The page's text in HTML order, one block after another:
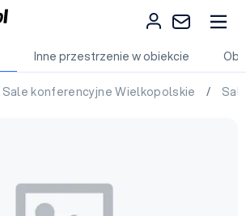
Inne przestrzenie w obiekcie
Sale konferencyjne Wielkopolskie /